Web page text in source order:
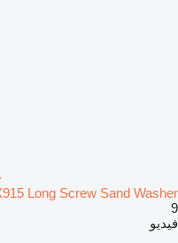
Long Screw Sand Washer
9
فيديو